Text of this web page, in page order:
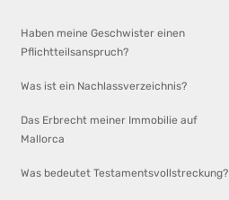
Haben meine Geschwister einen
Pflichtteilsanspruch?
Was ist ein Nachlassverzeichnis?
Das Erbrecht meiner Immobilie auf
Mallorca
Was bedeutet Testamentsvollstreckung?